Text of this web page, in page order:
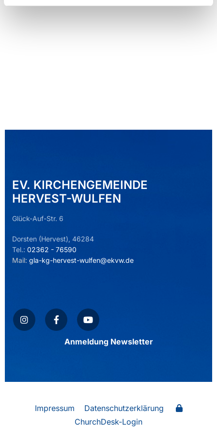
EV. KIRCHENGEMEINDE
HERVEST-WULFEN
Glück-Auf-Str. 6
Dorsten (Hervest), 46284
Tel.: 02362 - 76590
Mail: gla-kg-hervest-wulfen@ekvw.de
Anmeldung Newsletter
Impressum
Datenschutzerklärung
ChurchDesk-Login